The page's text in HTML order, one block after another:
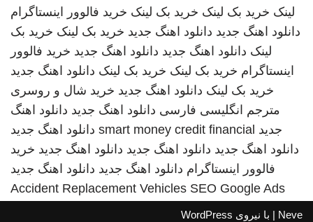
لینک خرید بک لینک خرید بک لینک خرید فالوور اینستاگرام
دانلود اهنگ جدید دانلود اهنگ جدید خرید بک لینک خرید بک
لینک دانلود اهنگ جدید دانلود اهنگ جدید خرید فالوور
اینستاگرام خرید بک لینک خرید بک لینک دانلود اهنگ جدید
خرید بک لینک دانلود اهنگ جدید خرید شال و روسری
مترجم انگلیسی فارسی دانلود اهنگ جدید دانلود اهنگ
جدید smart money credit financial دانلود اهنگ جدید
دانلود اهنگ جدید دانلود اهنگ جدید دانلود اهنگ جدید خرید
فالوور اینستاگرام دانلود اهنگ جدید دانلود اهنگ جدید
Accident Replacement Vehicles SEO Google Ads
Neve | با نیروی WordPress